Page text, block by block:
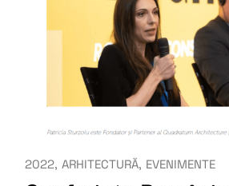
2022 ARHITECTURĂ EVENIMENTE